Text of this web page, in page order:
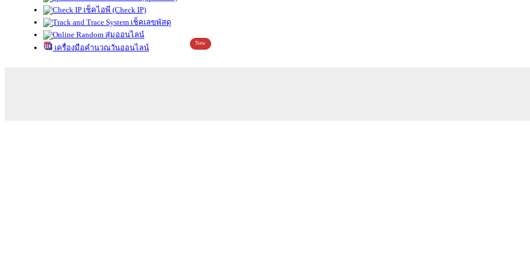
เช็คไอพี (Check IP)
เช็คเลขพัสดุ
สุ่มออนไลน์
เครื่องมือคำนวณวันออนไลน์
New